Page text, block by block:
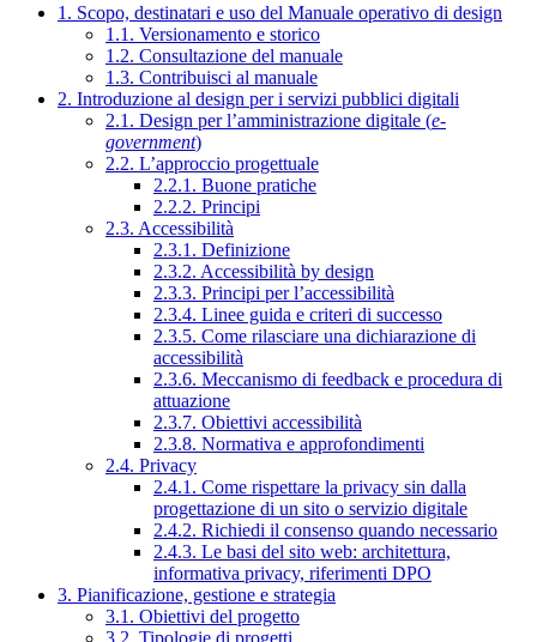
1. Scopo, destinatari e uso del Manuale operativo di design
1.1. Versionamento e storico
1.2. Consultazione del manuale
1.3. Contribuisci al manuale
2. Introduzione al design per i servizi pubblici digitali
2.1. Design per l’amministrazione digitale (e-
government)
2.2. L’approccio progettuale
2.2.1. Buone pratiche
2.2.2. Principi
2.3. Accessibilità
2.3.1. Definizione
2.3.2. Accessibilità by design
2.3.3. Principi per l’accessibilità
2.3.4. Linee guida e criteri di successo
2.3.5. Come rilasciare una dichiarazione di
accessibilità
2.3.6. Meccanismo di feedback e procedura di
attuazione
2.3.7. Obiettivi accessibilità
2.3.8. Normativa e approfondimenti
2.4. Privacy
2.4.1. Come rispettare la privacy sin dalla
progettazione di un sito o servizio digitale
2.4.2. Richiedi il consenso quando necessario
2.4.3. Le basi del sito web: architettura,
informativa privacy, riferimenti DPO
3. Pianificazione, gestione e strategia
3.1. Obiettivi del progetto
3.2. Tipologie di progetti